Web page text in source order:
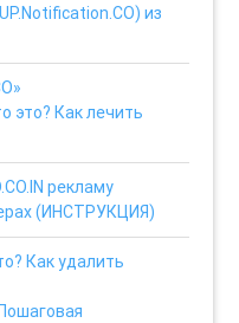
из
это? Как лечить
рекламу
(ИНСТРУКЦИЯ)
Как удалить